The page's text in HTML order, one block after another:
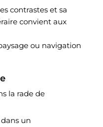
contrastes et sa
convient aux
ou navigation
la rade de
un